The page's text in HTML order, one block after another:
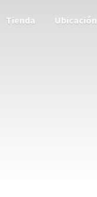
Tienda Ubicación